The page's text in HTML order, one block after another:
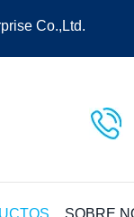
Co.,Ltd.
SOBRE